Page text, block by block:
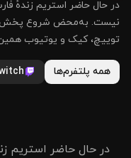
توییچ، کیک و یوتیوب
همه پلتفرم‌ها